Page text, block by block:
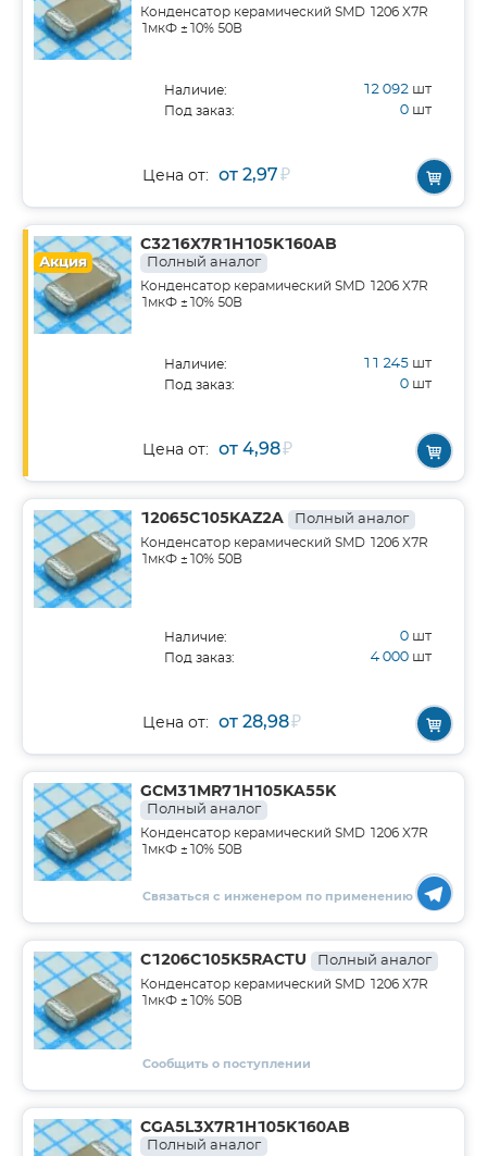
Конденсатор керамический SMD 1206 X7R
1мкФ ±10% 50В
Наличие: 12 092 шт
Под заказ: 0 шт
Цена от: от 2,97₽
Акция
C3216X7R1H105K160AB
Полный аналог
Конденсатор керамический SMD 1206 X7R
1мкФ ±10% 50В
Наличие: 11 245 шт
Под заказ: 0 шт
Цена от: от 4,98₽
12065C105KAZ2A Полный аналог
Конденсатор керамический SMD 1206 X7R
1мкФ ±10% 50В
Наличие: 0 шт
Под заказ: 4 000 шт
Цена от: от 28,98₽
GCM31MR71H105KA55K
Полный аналог
Конденсатор керамический SMD 1206 X7R
1мкФ ±10% 50В
Связаться с инженером по применению
C1206C105K5RACTU Полный аналог
Конденсатор керамический SMD 1206 X7R
1мкФ ±10% 50В
Сообщить о поступлении
CGA5L3X7R1H105K160AB
Полный аналог